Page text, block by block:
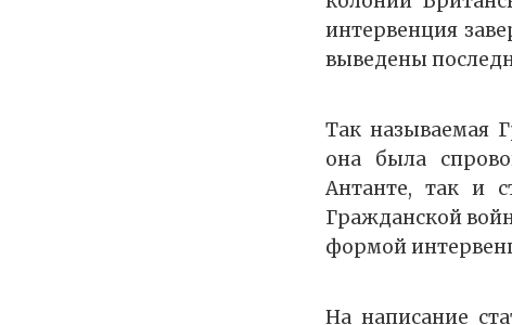
интервенция
выведены
Так называемая
она была
Антанте, так и
Гражданской
формой
На написание